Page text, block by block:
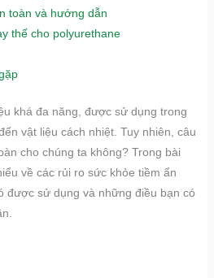
toàn và hướng dẫn
thế cho polyurethane
khá đa năng, được sử dụng trong
vật liệu cách nhiệt. Tuy nhiên, câu
cho chúng ta không? Trong bài
về các rủi ro sức khỏe tiềm ẩn
được sử dụng và những điều bạn có